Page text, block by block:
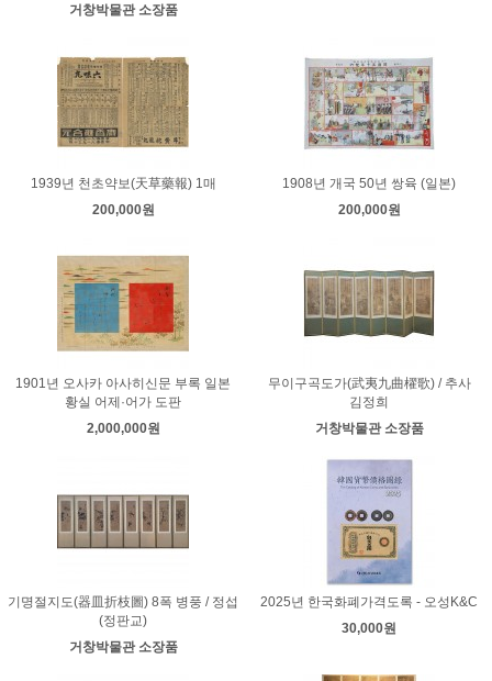
거창박물관 소장품
1939년 천초약보(天草藥報) 1매
200,000원
1908년 개국 50년 쌍육 (일본)
200,000원
1901년 오사카 아사히신문 부록 일본
황실 어제·어가 도판
2,000,000원
무이구곡도가(武夷九曲櫂歌) / 추사
김정희
거창박물관 소장품
기명절지도(器皿折枝圖) 8폭 병풍 / 정섭
(정판교)
거창박물관 소장품
2025년 한국화폐가격도록 - 오성K&C
30,000원